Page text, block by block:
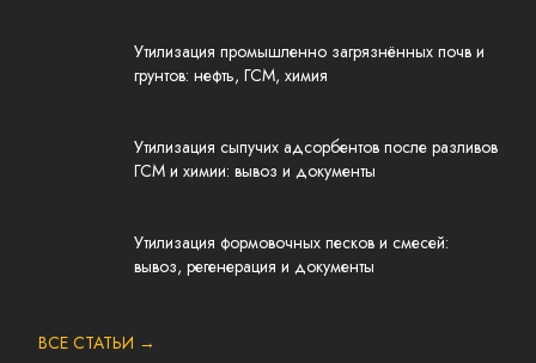
Утилизация промышленно загрязнённых почв и
грунтов: нефть, ГСМ, химия
Утилизация сыпучих адсорбентов после разливов
ГСМ и химии: вывоз и документы
Утилизация формовочных песков и смесей:
вывоз, регенерация и документы
ВСЕ СТАТЬИ →